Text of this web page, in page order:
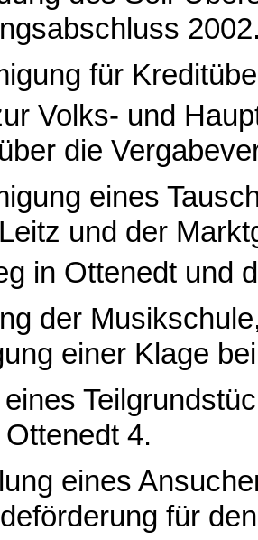
für
Volks- und
die
eines
und der
in Ottenedt und
der
einer Klage
4.
eines
für